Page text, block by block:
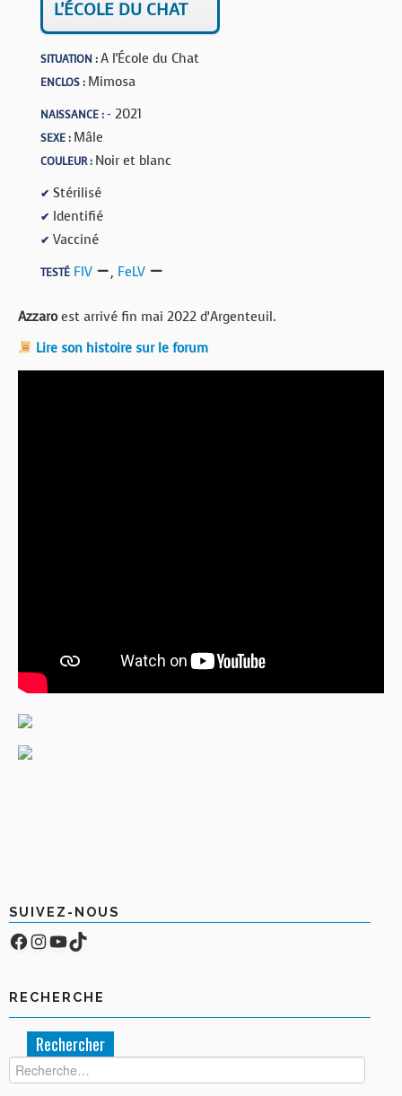
L'ÉCOLE DU CHAT
SITUATION :A l'École du Chat
ENCLOS : Mimosa
NAISSANCE :- 2021
SEXE : Mâle
COULEUR : Noir et blanc
✔ Stérilisé
✔ Identifié
✔ Vacciné
TESTÉ FIV , FeLV
Azzaroest arrivé fin mai 2022 d’Argenteuil.
Lire son histoire sur le forum
SUIVEZ-NOUS
Facebook
Compte Instagram
YouTube
TikTok
RECHERCHE
Rechercher :